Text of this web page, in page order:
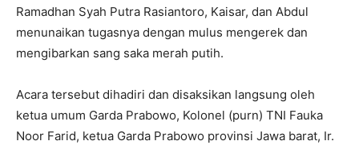
Ramadhan Syah Putra Rasiantoro, Kaisar, dan Abdul
menunaikan tugasnya dengan mulus mengerek dan
mengibarkan sang saka merah putih.
Acara tersebut dihadiri dan disaksikan langsung oleh
ketua umum Garda Prabowo, Kolonel (purn) TNI Fauka
Noor Farid, ketua Garda Prabowo provinsi Jawa barat, Ir.